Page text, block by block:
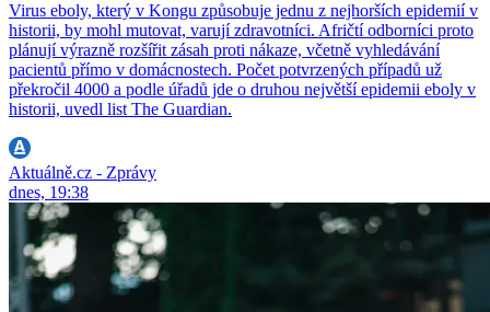
Virus eboly, který v Kongu způsobuje jednu z nejhorších epidemií v
historii, by mohl mutovat, varují zdravotníci. Afričtí odborníci proto
plánují výrazně rozšířit zásah proti nákaze, včetně vyhledávání
pacientů přímo v domácnostech. Počet potvrzených případů už
překročil 4000 a podle úřadů jde o druhou největší epidemii eboly v
historii, uvedl list The Guardian.
Aktuálně.cz - Zprávy
dnes, 19:38